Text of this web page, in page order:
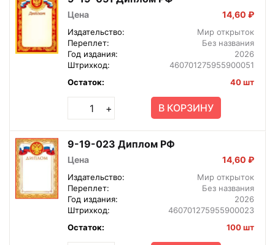
Цена 14,60 ₽
Издательство:
Мир открыток
Переплет:
Без названия
Год издания:
2026
Штрихкод:
460701275955900051
Остаток:
40 шт
+ В КОРЗИНУ
9-19-023 Диплом РФ
Цена 14,60 ₽
Издательство:
Мир открыток
Переплет:
Без названия
Год издания:
2026
Штрихкод:
460701275955900023
Остаток:
100 шт